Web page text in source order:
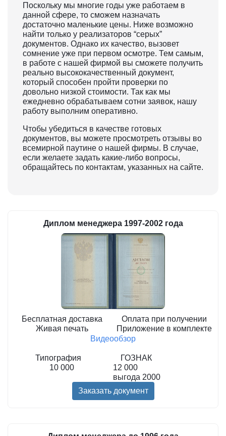
Поскольку мы многие годы уже работаем в
данной сфере, то сможем назначать
достаточно маленькие цены. Ниже возможно
найти только у реализаторов “серых”
документов. Однако их качество, вызовет
сомнение уже при первом осмотре. Тем самым,
в работе с нашей фирмой вы сможете получить
реально высококачественный документ,
который способен пройти проверки по
довольно низкой стоимости. Так как мы
ежедневно обрабатываем сотни заявок, нашу
работу выполним оперативно.
Чтобы убедиться в качестве готовых
документов, вы можете просмотреть отзывы во
всемирной паутине о нашей фирмы. В случае,
если желаете задать какие-либо вопросы,
обращайтесь по контактам, указанных на сайте.
Диплом менеджера 1997-2002 года
Бесплатная доставка
Живая печать
Оплата при получении
Приложение в комплекте
Видеообзор
Типография
ГОЗНАК
10 000
12 000
выгода 2000
Заказать документ